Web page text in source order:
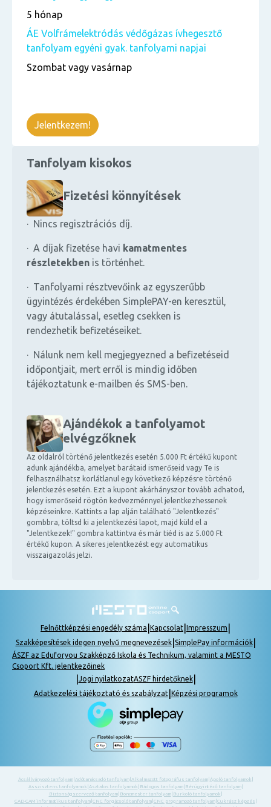
Tanfolyam kisokos
Fizetési könnyítések
· Nincs regisztrációs díj.
· A díjak fizetése havi kamatmentes
részletekben is történhet.
· Tanfolyami résztvevőink az egyszerűbb
ügyintézés érdekében SimplePAY-en keresztül,
vagy átutalással, esetleg csekken is
rendezhetik befizetéseiket.
· Nálunk nem kell megjegyezned a befizetéseid
időpontjait, mert erről is mindig időben
tájékoztatunk e-mailben és SMS-ben.
Ajándékok a tanfolyamot
elvégzőknek
Az oldalról történő jelentkezés esetén 5.000 Ft értékű kupont
adunk ajándékba, amelyet barátaid ismerőseid vagy Te is
felhasználhatsz korlátlanul egy következő képzésre történő
jelentkezés esetén. Ezt a kupont akárhányszor tovább adhatod,
hogy ismerőseid rögtön kedvezménnyel jelentkezhessenek
képzéseinkre. Kattints a lap alján található "Jelentkezés"
gombbra, töltsd ki a jelentkezési lapot, majd küld el a
"Jelentkezek!" gombra kattintva és már tiéd is az 5.000 Ft
értékű kupon. A sikeres jelentkezést egy automatikus
visszaigazolás jelzi.
5 hónap
ÁE Volfrámelektródás védőgázas ívhegesztő
tanfolyam egyéni gyak. tanfolyami napjai
Szombat vagy vasárnap
Jelentkezem!
Felnőttképzési engedély száma Kapcsolat Impresszum
Szakképesítések idegen nyelvű megnevezések| SimplePay információk|
ÁSZF az Eduforyou Szakképző Iskola és Technikum, valamint a MESTO
Csoport Kft. jelentkezőinek
Jogi nyilatkozatASZF hirdetőknek|
Adatkezelési tájékoztató és szabályzat| Képzési programok
Ácsállványozó tanfolyam| Adótanácsadó tanfolyam| Alkalmazott fotográfus tanfolyam| Ápoló tanfolyamok
Asszisztens tanfolyamok Asztalos tanfolyamok Bádogos tanfolyam| Bérügyintéző tanfolyam|
Biztonságszervező tanfolyam| Boncmester tanfolyam| Burkoló tanfolyamok
CAD-CAM informatikus tanfolyam| CNC forgácsoló tanfolyam| CNC programozó tanfolyam| Cukrász képzés